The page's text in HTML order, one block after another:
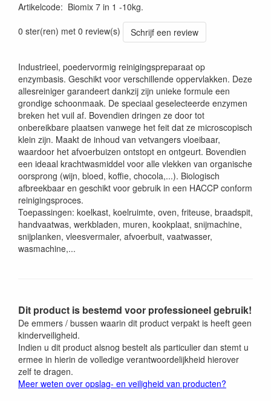
Artikelcode: Biomix 7 in 1 -10kg.
0 ster(ren) met 0 review(s)
Schrijf een review
Industrieel, poedervormig reinigingspreparaat op
enzymbasis. Geschikt voor verschillende oppervlakken. Deze
allesreiniger garandeert dankzij zijn unieke formule een
grondige schoonmaak. De speciaal geselecteerde enzymen
breken het vuil af. Bovendien dringen ze door tot
onbereikbare plaatsen vanwege het feit dat ze microscopisch
klein zijn. Maakt de inhoud van vetvangers vloeibaar,
waardoor het afvoerbuizen ontstopt en ontgeurt. Bovendien
een ideaal krachtwasmiddel voor alle vlekken van organische
oorsprong (wijn, bloed, koffie, chocola,...). Biologisch
afbreekbaar en geschikt voor gebruik in een HACCP conform
reinigingsproces.
Toepassingen: koelkast, koelruimte, oven, friteuse, braadspit,
handvaatwas, werkbladen, muren, kookplaat, snijmachine,
snijplanken, vleesvermaler, afvoerbuit, vaatwasser,
wasmachine,...
Dit product is bestemd voor professioneel gebruik!
De emmers / bussen waarin dit product verpakt is heeft geen
kinderveiligheid.
Indien u dit product alsnog bestelt als particulier dan stemt u
ermee in hierin de volledige verantwoordelijkheid hierover
zelf te dragen.
Meer weten over opslag- en veiligheid van producten?